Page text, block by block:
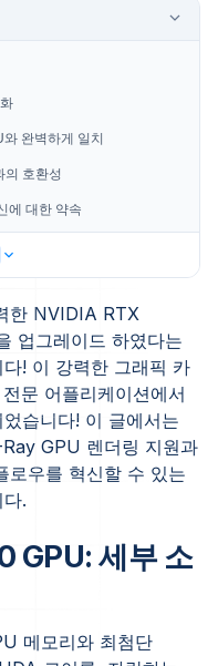
한 NVIDIA RTX
업그레이드 하였다는
! 이 강력한 그래픽 카
문 어플리케이션에서
습니다! 이 글에서는
GPU 렌더링 지원과
로우를 혁신할 수 있는
.
GPU: 세부 소
메모리와 최첨단
완벽하게 일치
의 호환성
에 대한 약속